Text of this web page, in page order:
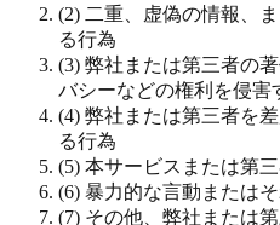
(2) 二重、虚偽の情報、
る行為
(3) 弊社または第三者の
バシーなどの権利を侵害
(4) 弊社または第三者を
る行為
(5) 本サービスまたは第
(6) 暴力的な言動または
(7) その他、弊社または